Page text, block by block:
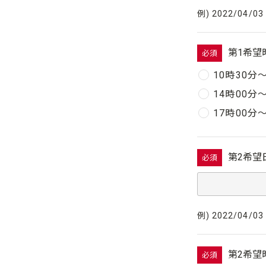
例) 2022/04/03
必須
第1希望
10時30分〜
14時00分〜
17時00分〜
必須 第2希望
例) 2022/04/03
必須 第2希望